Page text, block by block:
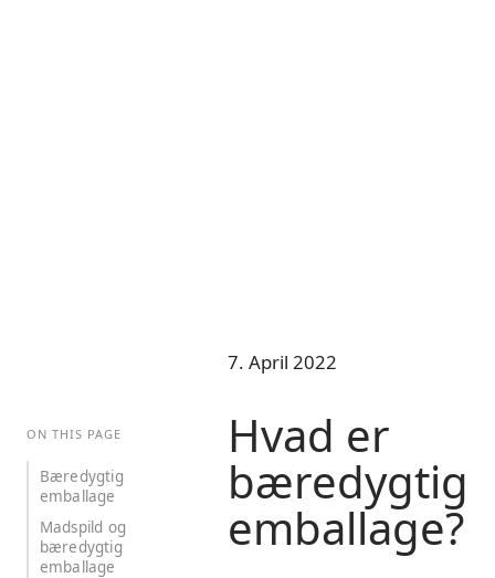
ON THIS PAGE
Bæredygtig
emballage
Madspild og
bæredygtig
emballage
7. April 2022
Hvad er
bæredygtig
emballage?